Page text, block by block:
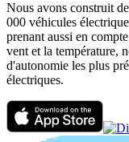
Nous avons construit
000 véhicules
prenant aussi en
vent et la température,
d'autonomie les plus
électriques.